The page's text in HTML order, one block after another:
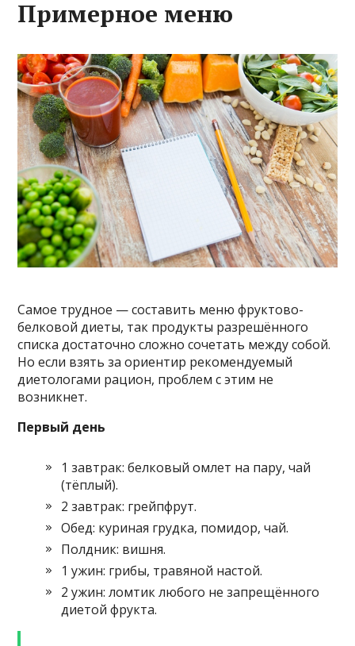
Примерное меню
Самое трудное — составить меню фруктово-
белковой диеты, так продукты разрешённого
списка достаточно сложно сочетать между собой.
Но если взять за ориентир рекомендуемый
диетологами рацион, проблем с этим не
возникнет.
Первый день
1 завтрак: белковый омлет на пару, чай
(тёплый).
2 завтрак: грейпфрут.
Обед: куриная грудка, помидор, чай.
Полдник: вишня.
1 ужин: грибы, травяной настой.
2 ужин: ломтик любого не запрещённого
диетой фрукта.